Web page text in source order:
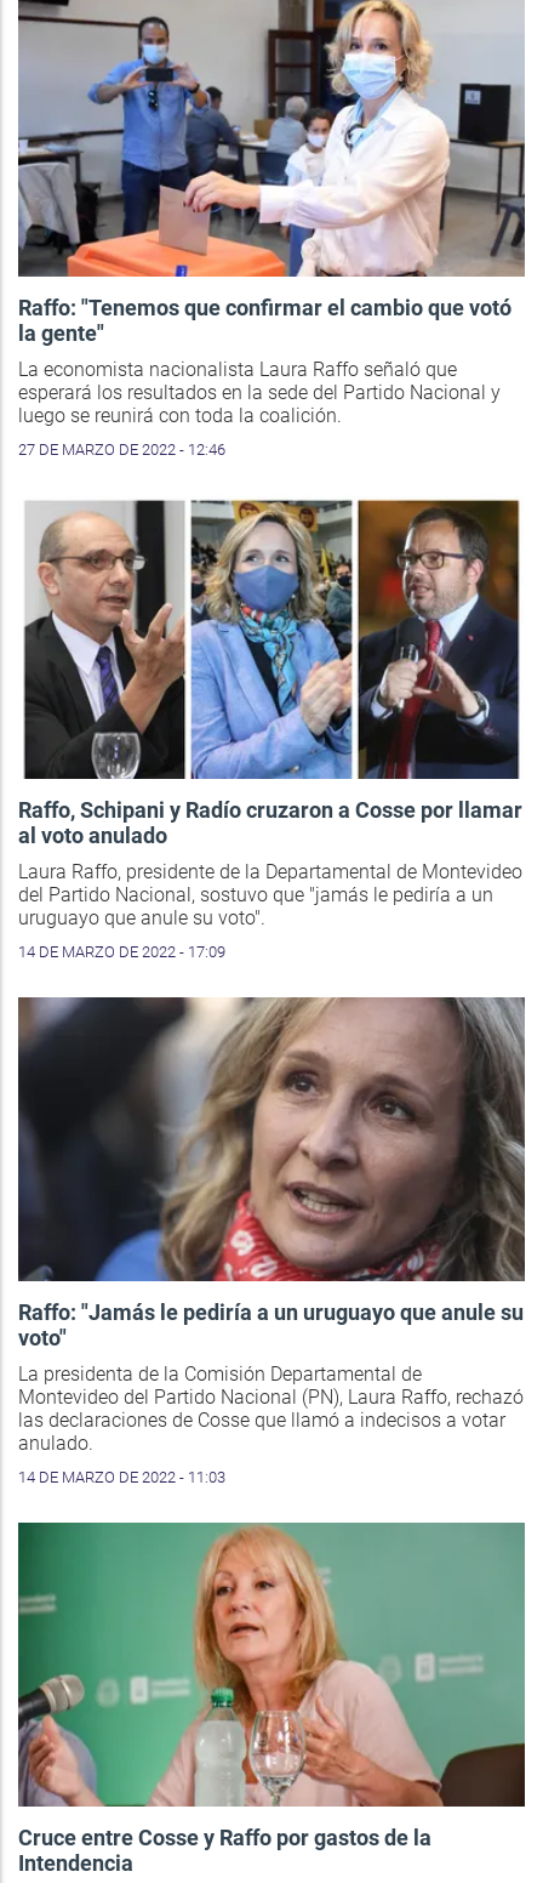
Raffo: "Tenemos que confirmar el cambio que votó
la gente"
La economista nacionalista Laura Raffo señaló que
esperará los resultados en la sede del Partido Nacional y
luego se reunirá con toda la coalición.
27 DE MARZO DE 2022 - 12:46
Raffo, Schipani y Radío cruzaron a Cosse por llamar
al voto anulado
Laura Raffo, presidente de la Departamental de Montevideo
del Partido Nacional, sostuvo que "jamás le pediría a un
uruguayo que anule su voto".
14 DE MARZO DE 2022 - 17:09
Raffo: "Jamás le pediría a un uruguayo que anule su
voto"
La presidenta de la Comisión Departamental de
Montevideo del Partido Nacional (PN), Laura Raffo, rechazó
las declaraciones de Cosse que llamó a indecisos a votar
anulado.
14 DE MARZO DE 2022 - 11:03
Cruce entre Cosse y Raffo por gastos de la
Intendencia